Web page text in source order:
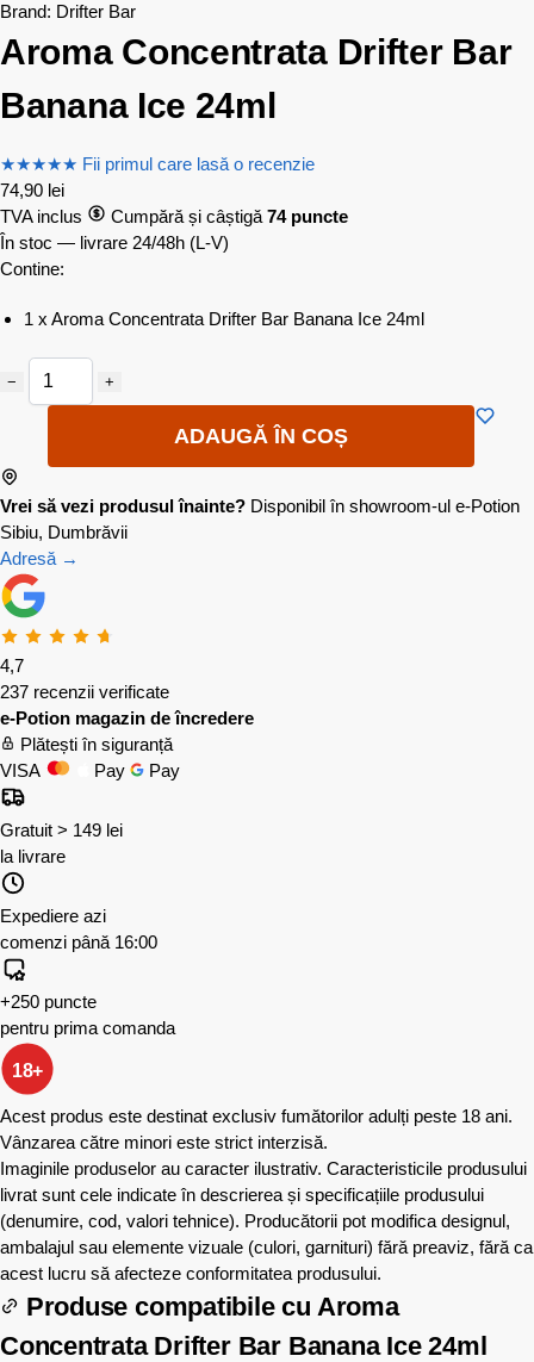
Brand: Drifter Bar
Aroma Concentrata Drifter Bar
Banana Ice 24ml
★★★★★ Fii primul care lasă o recenzie
74,90 lei
TVA inclus
Cumpără și câștigă 74 puncte
În stoc — livrare 24/48h (L-V)
Contine:
1 x Aroma Concentrata Drifter Bar Banana Ice 24ml
− +
ADAUGĂ ÎN COȘ
Vrei să vezi produsul înainte? Disponibil în showroom-ul e-Potion
Sibiu, Dumbrăvii
Adresă →
4,7
237 recenzii verificate
e-Potion magazin de încredere
Plătești în siguranță
VISA
Pay Pay
Gratuit > 149 lei
la livrare
Expediere azi
comenzi până 16:00
+250 puncte
pentru prima comanda
18+
Acest produs este destinat exclusiv fumătorilor adulți peste 18 ani.
Vânzarea către minori este strict interzisă.
Imaginile produselor au caracter ilustrativ. Caracteristicile produsului
livrat sunt cele indicate în descrierea și specificațiile produsului
(denumire, cod, valori tehnice). Producătorii pot modifica designul,
ambalajul sau elemente vizuale (culori, garnituri) fără preaviz, fără ca
acest lucru să afecteze conformitatea produsului.
Produse compatibile cu Aroma
Concentrata Drifter Bar Banana Ice 24ml